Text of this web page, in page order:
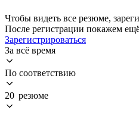
Чтобы видеть все резюме,
После регистрации покажем
Зарегистрироваться
За всё время
По соответствию
20 резюме